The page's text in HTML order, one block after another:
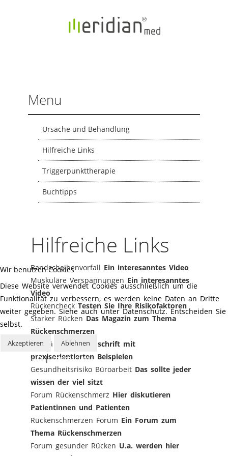
Menu
Ursache und Behandlung
Hilfreiche Links
Triggerpunkttherapie
Buchtipps
Hilfreiche Links
Bandscheibenvorfall Ein interesanntes Video
Muskuläre Verspannungen Ein interesanntes
Video
Rückencheck Testen Sie Ihre Risikofaktoren
Starker Rücken Das Magazin zum Thema
Rückenschmerzen
Die SäuleEine Zeitschrift mit
praxisorientierten Beispielen
Gesundheitsrisiko Büroarbeit Das sollte jeder
wissen der viel sitzt
Forum Rückenschmerz Hier diskutieren
Patientinnen und Patienten
Rückenschmerzen Forum Ein Forum zum
Thema Rückenschmerzen
Forum gesunder Rücken U.a. werden hier
Wir benutzen Cookies
Diese Website verwendet Cookies ausschließlich um die
Funktionalität zu verbessern, es werden keine Daten an Dritte
weiter gegeben. Siehe auch unter Datenschutz. Entscheiden Sie
selbst.
Akzeptieren Ablehnen
Datenschutz|Impressum